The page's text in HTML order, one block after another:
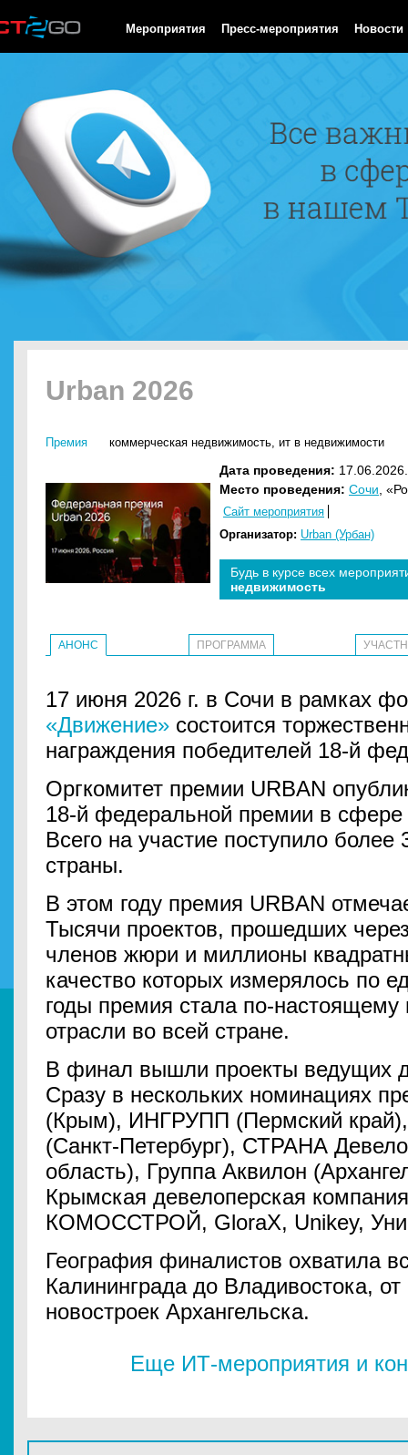
Мероприятия Пресс-мероприятия Новости
Urban 2026
Премия коммерческая недвижимость, ит в недвижимости
Дата проведения:
Место проведения: Сочи ,
Сайт мероприятия
Организатор: Urban (Урбан)
Будь в курсе всех
недвижимость
АНОНС ПРОГРАММА
17 июня 2026 г. в Сочи в рамках
«Движение» состоится
награждения победителей 18-й
Оргкомитет премии URBAN
18-й федеральной премии в
Всего на участие поступило более
страны.
В этом году премия URBAN
Тысячи проектов, прошедших через
членов жюри и миллионы
качество которых измерялось по
годы премия стала по-настоящему
отрасли во всей стране.
В финал вышли проекты ведущих
Сразу в нескольких номинациях
(Крым), ИНГРУПП (Пермский край),
(Санкт-Петербург), СТРАНА
область), Группа Аквилон
Крымская девелоперская
КОМОССТРОЙ, GloraX, Unikey,
География финалистов охватила
Калининграда до Владивостока,
новостроек Архангельска.
Еще ИТ-мероприятия и